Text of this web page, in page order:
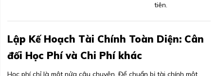
tiên.
Lập Kế Hoạch Tài Chính Toàn Diện: Cân
đối Học Phí và Chi Phí khác
Học phí chỉ là một nửa câu chuyện. Để chuẩn bị tài chính một